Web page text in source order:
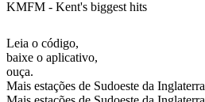
KMFM - Kent's biggest hits
Leia o código,
baixe o aplicativo,
ouça.
Mais estações de Sudoeste da Inglaterra